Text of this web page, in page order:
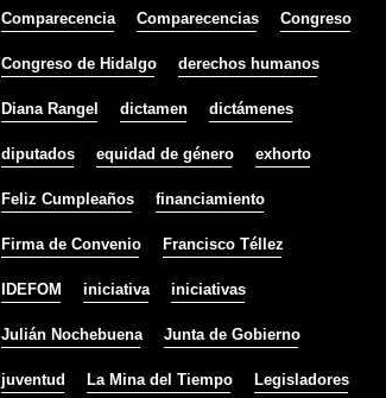
Comparecencia Comparecencias Congreso
Congreso de Hidalgo derechos humanos
Diana Rangel dictamen dictámenes
diputados equidad de género exhorto
Feliz Cumpleaños financiamiento
Firma de Convenio Francisco Téllez
IDEFOM iniciativa iniciativas
Julián Nochebuena Junta de Gobierno
juventud La Mina del Tiempo Legisladores